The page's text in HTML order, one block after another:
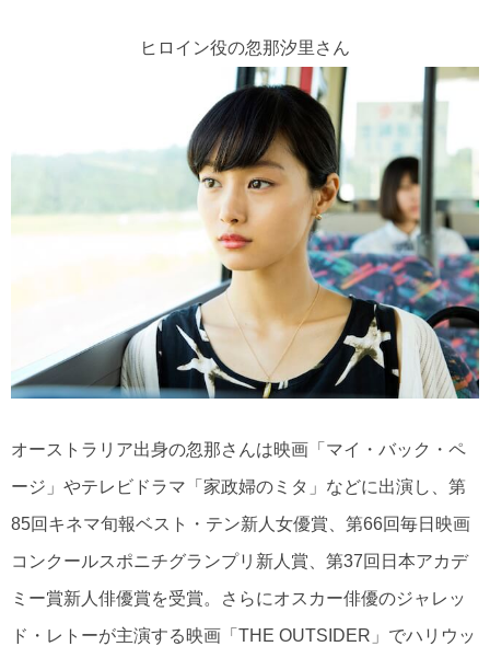
ヒロイン役の忽那汐里さん
オーストラリア出身の忽那さんは映画「マイ・バック・ペ
ージ」やテレビドラマ「家政婦のミタ」などに出演し、第
85回キネマ旬報ベスト・テン新人女優賞、第66回毎日映画
コンクールスポニチグランプリ新人賞、第37回日本アカデ
ミー賞新人俳優賞を受賞。さらにオスカー俳優のジャレッ
ド・レトーが主演する映画「THE OUTSIDER」でハリウッ